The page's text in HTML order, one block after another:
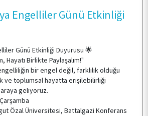
Engelliler Günü Etkinliği
Günü Etkinliği Duyurusu 🌟
Hayatı Birlikte Paylaşalım!"
bir engel değil, farklılık olduğu
ve toplumsal hayatta erişilebilirliği
geliyoruz.
Özal Üniversitesi, Battalgazi Konferans